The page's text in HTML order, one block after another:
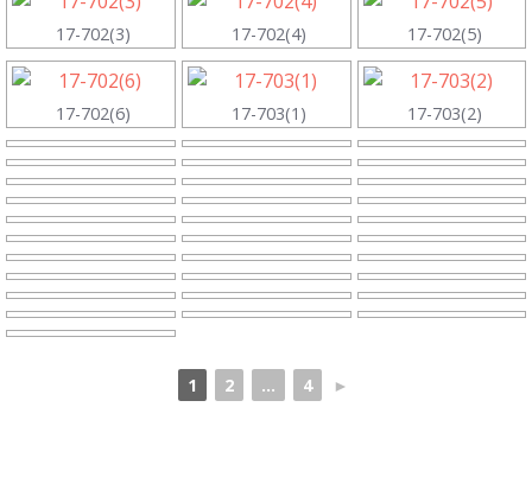
17-702(3) 17-702(4) 17-702(5)
17-702(6) 17-703(1) 17-703(2)
1 2 ... 4 ►